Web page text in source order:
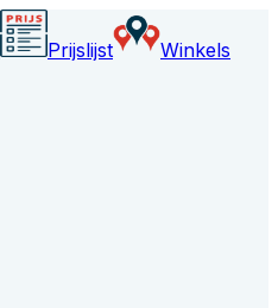
Prijslijst Winkels